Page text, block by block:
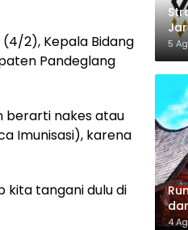
2), Kepala Bidang
Pandeglang
berarti nakes atau
Imunisasi), karena
kita tangani dulu di
5
4